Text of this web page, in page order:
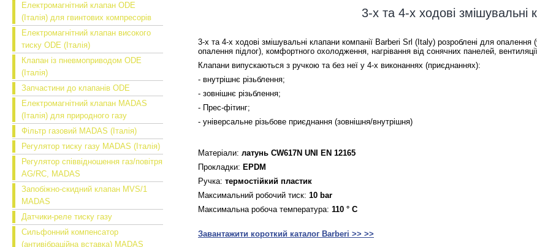
Електромагнітний клапан ODE
(Італія) для гвинтових компресорів
Електромагнітний клапан високого
тиску ODE (Італія)
Клапан із пневмоприводом ODE
(Італія)
Запчастини до клапанів ODE
Електромагнітний клапан MADAS
(Італія) для природного газу
Фільтр газовий MADAS (Італія)
Регулятор тиску газу MADAS (Італія)
Регулятор співвідношення газ/повітря
AG/RC, MADAS
Запобіжно-скидний клапан MVS/1
MADAS
Датчики-реле тиску газу
Сильфонний компенсатор
(антивібраційна вставка) MADAS
3-х та 4-x ходові змішувальні
3-х та 4-х ходові змішувальні клапани компанії Barberi Srl (Italy) розроблені для
опалення підлог), комфортного охолодження, нагрівання від сонячних панелей,
Клапани випускаються з ручкою та без неї у 4-х виконаннях (приєднаннях):
- внутрішнє різьблення;
- зовнішнє різьблення;
- Прес-фітинг;
- універсальне різьбове приєднання (зовнішня/внутрішня)
Матеріали: латунь CW617N UNI EN 12165
Прокладки: EPDM
Ручка: термостійкий пластик
Максимальний робочий тиск: 10 bar
Максимальна робоча температура: 110 ° С
Завантажити короткий каталог Barberi >> >>